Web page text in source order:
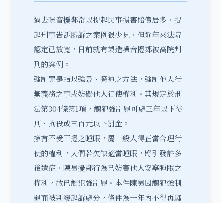
過去噪音擾鄰常以提起民事損害賠償居多，提
起刑事告訴勝訴之案例很少見，但近年來法院
認定已放寬，日前就有製造噪音擾鄰被高院判
刑的案例。
強制罪是指以強暴、脅迫之方法，強制他人行
無義務之事或妨礙他人行使權利。其規定於刑
法第304條第1項，觸犯強制罪可處三年以下徒
刑、拘役或三百元以下罰金。
擁有不受干擾之睡眠，屬一般人得正當合理行
使的權利，人們若欠缺適當睡眠，將引發許多
後遺症，陳男擾鄰行為已妨害他人安寧睡眠之
權利，故已觸犯強制罪。本件陳男因觸犯強制
罪而被判緩起訴處分，條件為一年內不得再騷